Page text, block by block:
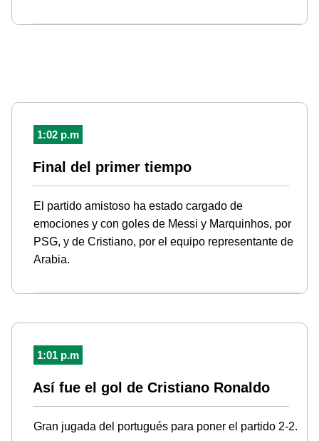
1:02 p.m
Final del primer tiempo
El partido amistoso ha estado cargado de
emociones y con goles de Messi y Marquinhos, por
PSG, y de Cristiano, por el equipo representante de
Arabia.
1:01 p.m
Así fue el gol de Cristiano Ronaldo
Gran jugada del portugués para poner el partido 2-2.